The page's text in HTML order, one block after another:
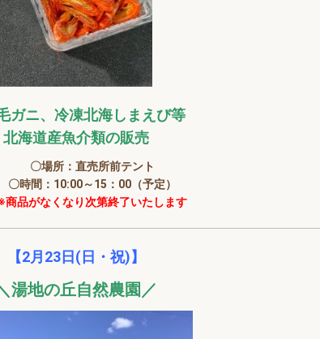
ガニ、冷凍北海しまえび等
北海道産魚介類の販売
〇場所：直売所前テント
〇時間：10:00～15：00（予定）
商品がなくなり次第終了いたします
【2月23日(日・祝)】
湯地の丘自然農園 ／